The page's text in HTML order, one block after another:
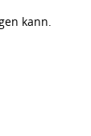
kann.